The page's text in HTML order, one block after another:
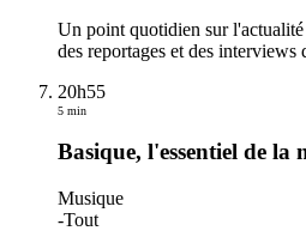
Un point quotidien sur
des reportages et des interviews
20h55
5 min
Basique, l'essentiel de la
Musique
-Tout